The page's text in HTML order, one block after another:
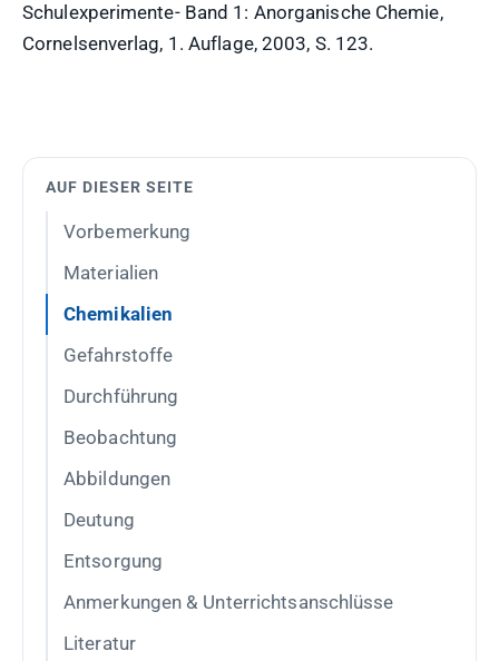
Schulexperimente- Band 1: Anorganische Chemie,
Cornelsenverlag, 1. Auflage, 2003, S. 123.
AUF DIESER SEITE
Vorbemerkung
Materialien
Chemikalien
Gefahrstoffe
Durchführung
Beobachtung
Abbildungen
Deutung
Entsorgung
Anmerkungen & Unterrichtsanschlüsse
Literatur